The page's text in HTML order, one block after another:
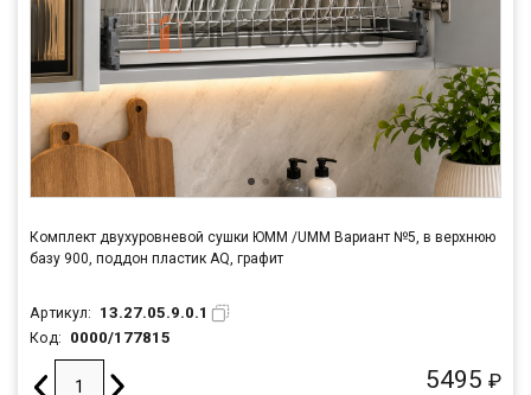
Комплект двухуровневой сушки ЮММ /UMM Вариант №5, в верхнюю
базу 900, поддон пластик AQ, графит
Артикул: 13.27.05.9.0.1
Код: 0000/177815
5495 ₽